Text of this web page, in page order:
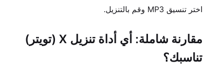
اختر تنسيق MP3 وقم بالتنزيل.
مقارنة شاملة: أي أداة تنزيل X (تويتر)
تناسبك؟